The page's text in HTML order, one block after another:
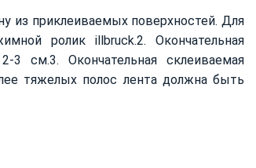
из приклеиваемых поверхностей. Для
ролик illbruck.2. Окончательная
3 см.3. Окончательная склеиваемая
тяжелых полос лента должна быть